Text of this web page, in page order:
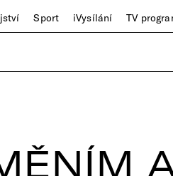
Sport iVysílání TV